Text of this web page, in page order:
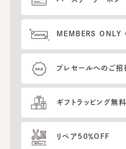
MEMBERS ONLY
プレセールへのご招
ギフトラッピング無料
リペア50％OFF